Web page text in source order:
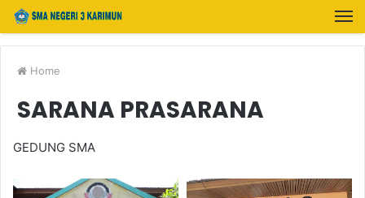
Home
SARANA PRASARANA
GEDUNG SMA